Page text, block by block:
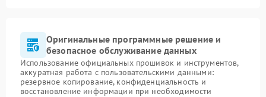
Оригинальные программные решение и
безопасное обслуживание данных
Использование официальных прошивок и инструментов,
аккуратная работа с пользовательскими данными:
резервное копирование, конфиденциальность и
восстановление информации при необходимости